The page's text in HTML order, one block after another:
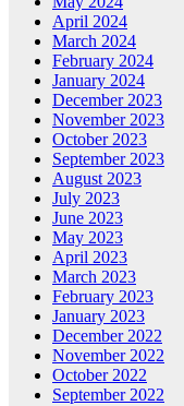
April 2024
March 2024
February 2024
January 2024
December 2023
November 2023
October 2023
September 2023
August 2023
July 2023
June 2023
May 2023
April 2023
March 2023
February 2023
January 2023
December 2022
November 2022
October 2022
September 2022